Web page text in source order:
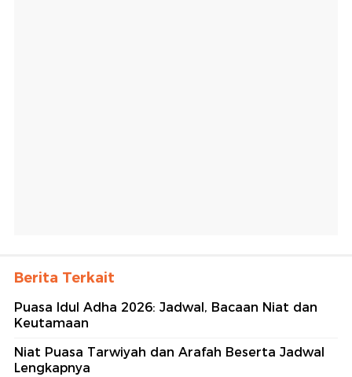
Berita Terkait
Puasa Idul Adha 2026: Jadwal, Bacaan Niat dan
Keutamaan
Niat Puasa Tarwiyah dan Arafah Beserta Jadwal
Lengkapnya